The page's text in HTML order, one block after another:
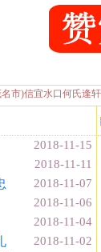
市)信宜水口何氏逢
2018-11-15
2018-11-11
2018-11-07
2018-11-06
2018-11-04
2018-11-02